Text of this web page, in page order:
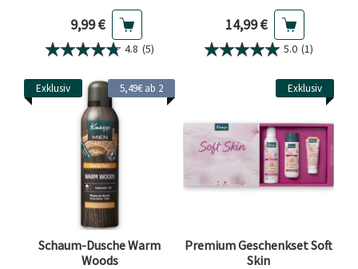
Aktueller Preis
9,99 €
4.8 (5)
Aktueller Preis
14,99 €
5.0 (1)
5,49€ ab 2
Exklusiv
Schaum-Dusche Warm
Woods
Exklusiv
Premium Geschenkset Soft
Skin